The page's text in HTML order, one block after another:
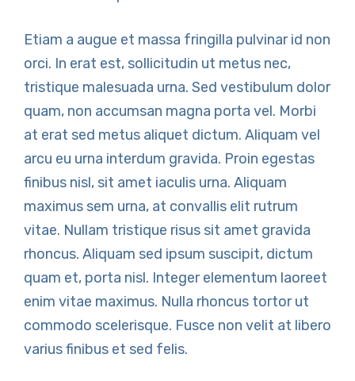
Etiam a augue et massa fringilla pulvinar id non
orci. In erat est, sollicitudin ut metus nec,
tristique malesuada urna. Sed vestibulum dolor
quam, non accumsan magna porta vel. Morbi
at erat sed metus aliquet dictum. Aliquam vel
arcu eu urna interdum gravida. Proin egestas
finibus nisl, sit amet iaculis urna. Aliquam
maximus sem urna, at convallis elit rutrum
vitae. Nullam tristique risus sit amet gravida
rhoncus. Aliquam sed ipsum suscipit, dictum
quam et, porta nisl. Integer elementum laoreet
enim vitae maximus. Nulla rhoncus tortor ut
commodo scelerisque. Fusce non velit at libero
varius finibus et sed felis.